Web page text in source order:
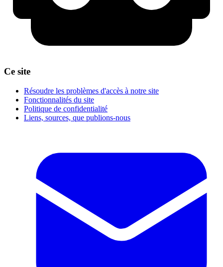
Ce site
Résoudre les problèmes d'accès à notre site
Fonctionnalités du site
Politique de confidentialité
Liens, sources, que publions-nous